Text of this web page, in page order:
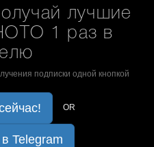
лучшие
1 раз в
подписки одной кнопкой
OR
Telegram